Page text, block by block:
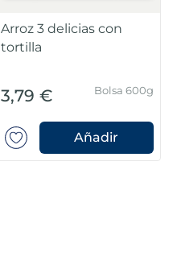
Arroz 3 delicias con
tortilla
3,79 € Bolsa 600g
Añadir